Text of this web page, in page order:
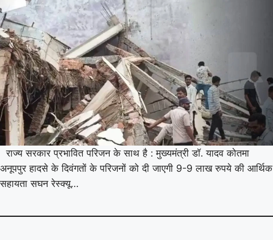
राज्य सरकार प्रभावित परिजन के साथ है : मुख्यमंत्री डॉ. यादव कोतमा
अनूपपुर हादसे के दिवंगतों के परिजनों को दी जाएगी 9-9 लाख रुपये की आर्थिक
सहायता सघन रेस्क्यू…